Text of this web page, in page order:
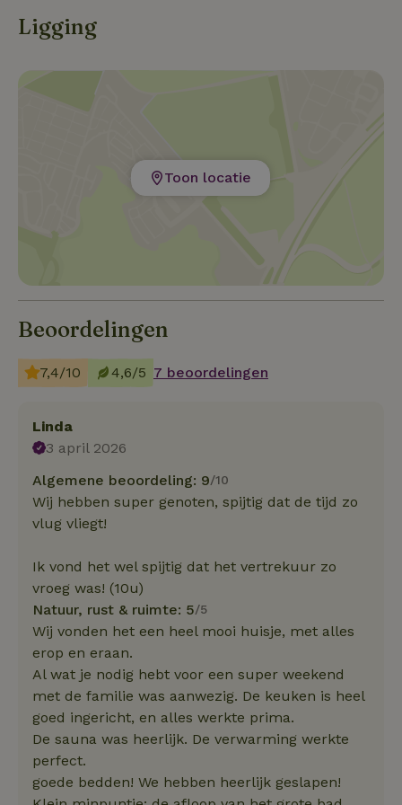
over de grens richting Duitsland, Luxemburg of
Ligging
Toon locatie
Beoordelingen
7,4/10 4,6/5 7 beoordelingen
Linda
3 april 2026
Algemene beoordeling: 9/10
Wij hebben super genoten, spijtig dat de tijd zo
vlug vliegt!
Ik vond het wel spijtig dat het vertrekuur zo
vroeg was! (10u)
Natuur, rust & ruimte: 5/5
Wij vonden het een heel mooi huisje, met alles
erop en eraan.
Al wat je nodig hebt voor een super weekend
met de familie was aanwezig. De keuken is heel
goed ingericht, en alles werkte prima.
De sauna was heerlijk. De verwarming werkte
perfect.
goede bedden! We hebben heerlijk geslapen!